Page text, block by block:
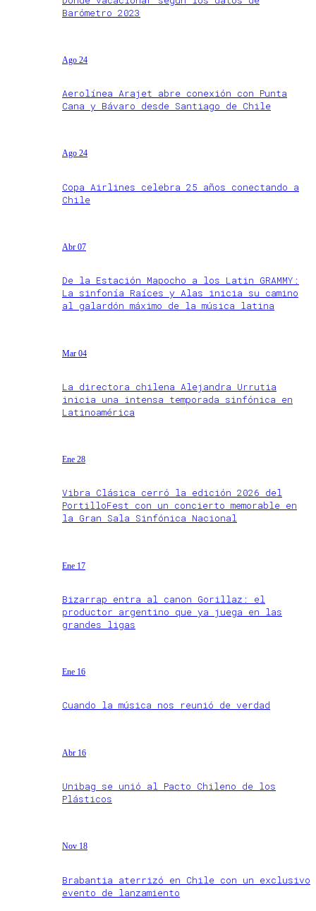
Barómetro 2023
Ago 24
Aerolínea Arajet abre conexión con Punta
Cana y Bávaro desde Santiago de Chile
Ago 24
Copa Airlines celebra 25 años conectando a
Chile
Abr 07
De la Estación Mapocho a los Latin GRAMMY:
La sinfonía Raíces y Alas inicia su camino
al galardón máximo de la música latina
Mar 04
La directora chilena Alejandra Urrutia
inicia una intensa temporada sinfónica en
Latinoamérica
Ene 28
Vibra Clásica cerró la edición 2026 del
PortilloFest con un concierto memorable en
la Gran Sala Sinfónica Nacional
Ene 17
Bizarrap entra al canon Gorillaz: el
productor argentino que ya juega en las
grandes ligas
Ene 16
Cuando la música nos reunió de verdad
Abr 16
Unibag se unió al Pacto Chileno de los
Plásticos
Nov 18
Brabantia aterrizó en Chile con un exclusivo
evento de lanzamiento